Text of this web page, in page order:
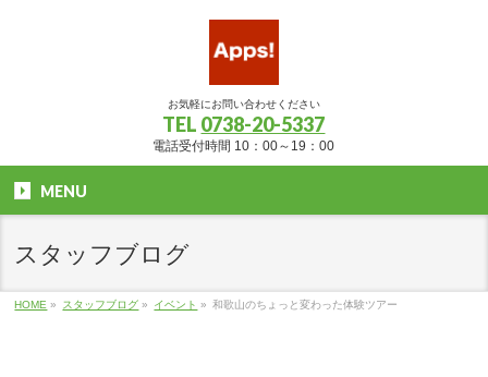
お気軽にお問い合わせください
TEL 0738-20-5337
電話受付時間 10：00～19：00
MENU
スタッフブログ
HOME » スタッフブログ » イベント » 和歌山のちょっと変わった体験ツアー